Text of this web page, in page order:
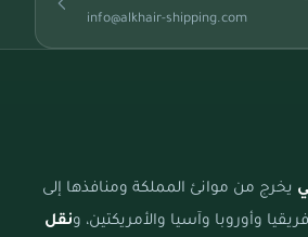
info@alkhair-shipping.com
يخرج من موانئ المملكة ومنافذها إلى
وأوروبا وآسيا والأمريكتين، ونقل